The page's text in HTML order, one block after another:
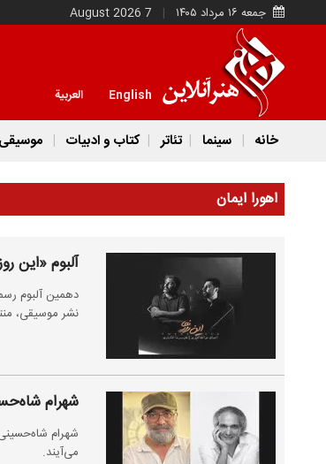
جمعه ۱۶ مرداد ۱۴۰۵ 7 August 2026
English العربية
خانه سینما تئاتر کتاب و ادبیات موسیقی
اهورا ایمان
آلبوم «این
نشر موسیقی،
شهرام
شهرام
می‌آیند.